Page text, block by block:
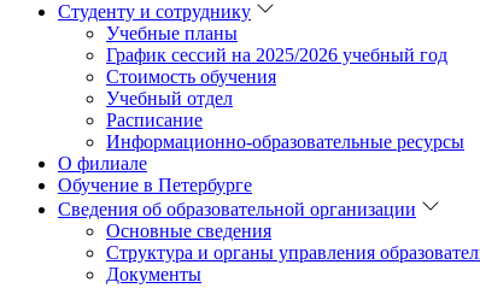
Студенту и сотруднику
Учебные планы
График сессий на 2025/2026 учебный год
Стоимость обучения
Учебный отдел
Расписание
Информационно-образовательные ресурсы
О филиале
Обучение в Петербурге
Сведения об образовательной организации
Основные сведения
Структура и органы управления
Документы